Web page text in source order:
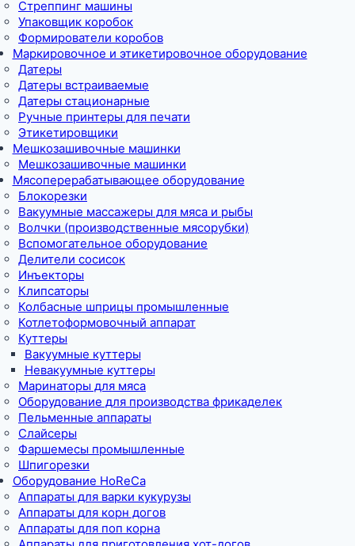
Стреппинг машины
Упаковщик коробок
Формирователи коробов
Маркировочное и этикетировочное оборудование
Датеры
Датеры встраиваемые
Датеры стационарные
Ручные принтеры для печати
Этикетировщики
Мешкозашивочные машинки
Мешкозашивочные машинки
Мясоперерабатывающее оборудование
Блокорезки
Вакуумные массажеры для мяса и рыбы
Волчки (производственные мясорубки)
Вспомогательное оборудование
Делители сосисок
Инъекторы
Клипсаторы
Колбасные шприцы промышленные
Котлетоформовочный аппарат
Куттеры
Вакуумные куттеры
Невакуумные куттеры
Маринаторы для мяса
Оборудование для производства фрикаделек
Пельменные аппараты
Слайсеры
Фаршемесы промышленные
Шпигорезки
Оборудование HoReCa
Аппараты для варки кукурузы
Аппараты для корн догов
Аппараты для поп корна